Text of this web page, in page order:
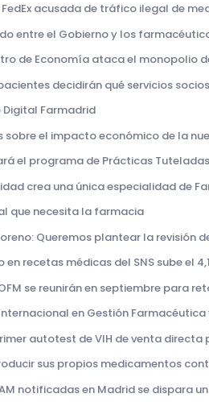
FedEx acusada de tráfico ilegal de
entre el Gobierno y los
de Economía ataca el monopolio
decidirán qué servicios
Digital Farmadrid
sobre el impacto económico de la
el programa de Prácticas
crea una única especialidad de
que necesita la farmacia
Queremos plantear la revisión
en recetas médicas del SNS sube el
se reunirán en septiembre para
en Gestión Farmacéutica
autotest de VIH de venta
sus propios medicamentos
notificadas en Madrid se dispara un